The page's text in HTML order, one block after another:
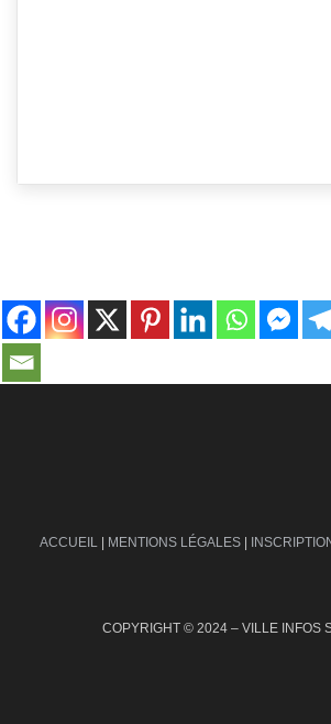
ACCUEIL | MENTIONS LÉGALES |
COPYRIGHT © 2024 – VILLE INFOS